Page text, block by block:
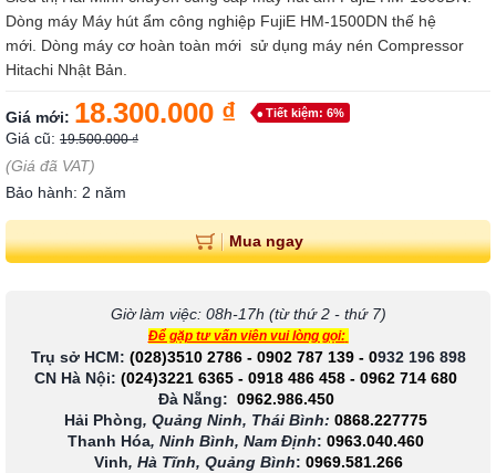
Dòng máy Máy hút ẩm công nghiệp FujiE HM-1500DN thế hệ
mới. Dòng máy cơ hoàn toàn mới sử dụng máy nén Compressor
Hitachi Nhật Bản.
Giá mới: 18.300.000 ₫ Tiết kiệm: 6%
Giá cũ: 19.500.000 ₫
(Giá đã VAT)
Bảo hành: 2 năm
Mua ngay
Giờ làm việc: 08h-17h (từ thứ 2 - thứ 7)
Để gặp tư vấn viên vui lòng gọi:
Trụ sở HCM: (028)3510 2786 - 0902 787 139- 0932 196 898
CN Hà Nội: (024)3221 6365 - 0918 486 458 - 0962 714 680
Đà Nẵng: 0962.986.450
Hải Phòng, Quảng Ninh, Thái Bình: 0868.227775
Thanh Hóa, Ninh Bình, Nam Định: 0963.040.460
Vinh, Hà Tĩnh, Quảng Bình: 0969.581.266